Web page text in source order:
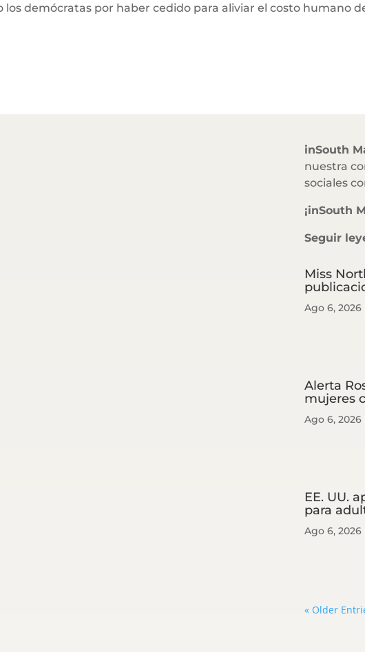
los demócratas por haber cedido para aliviar el costo humano
inSouth
nuestra
sociales
¡inSouth
Seguir
Miss
Ago 6, 2026
Alerta
mujeres
Ago 6, 2026
EE. UU.
para
Ago 6, 2026
« Older